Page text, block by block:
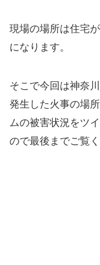
現場の場所は住宅
になります。
そこで今回は神奈
発生した火事の場
ムの被害状況をツ
ので最後までご覧く